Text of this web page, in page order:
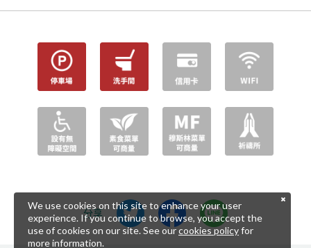
分享
We use cookies on this site to enhance your user
experience. If you continue to browse, you accept the
use of cookies on our site. See ourcookies policyfor
more information.